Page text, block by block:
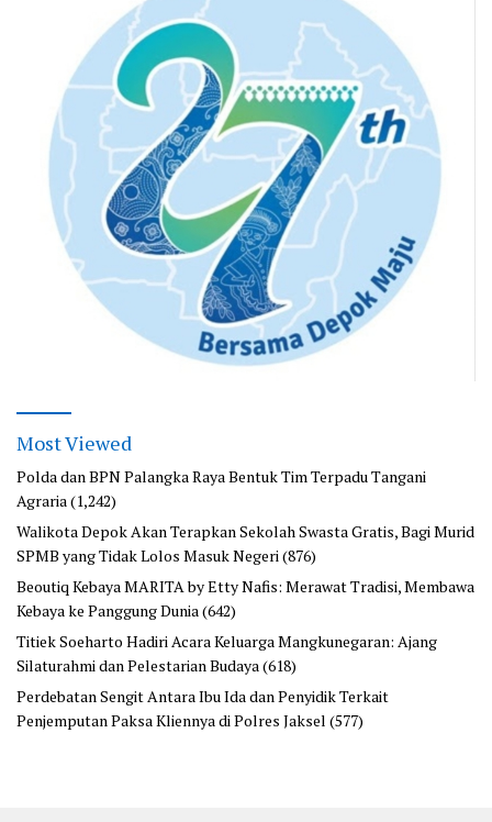
Most Viewed
Polda dan BPN Palangka Raya Bentuk Tim Terpadu Tangani
Agraria(1,242)
Walikota Depok Akan Terapkan Sekolah Swasta Gratis, Bagi Murid
SPMB yang Tidak Lolos Masuk Negeri(876)
Beoutiq Kebaya MARITA by Etty Nafis: Merawat Tradisi, Membawa
Kebaya ke Panggung Dunia(642)
Titiek Soeharto Hadiri Acara Keluarga Mangkunegaran: Ajang
Silaturahmi dan Pelestarian Budaya(618)
Perdebatan Sengit Antara Ibu Ida dan Penyidik Terkait
Penjemputan Paksa Kliennya di Polres Jaksel (577)